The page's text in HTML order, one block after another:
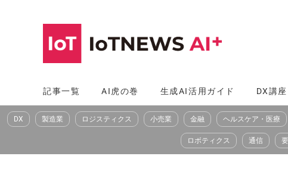
へ
ス
記事一覧 AI虎の巻 生成AI活用ガイド DX講座
DX 製造業 ロジスティクス 小売業 金融 ヘルスケア・医療
ロボティクス 通信